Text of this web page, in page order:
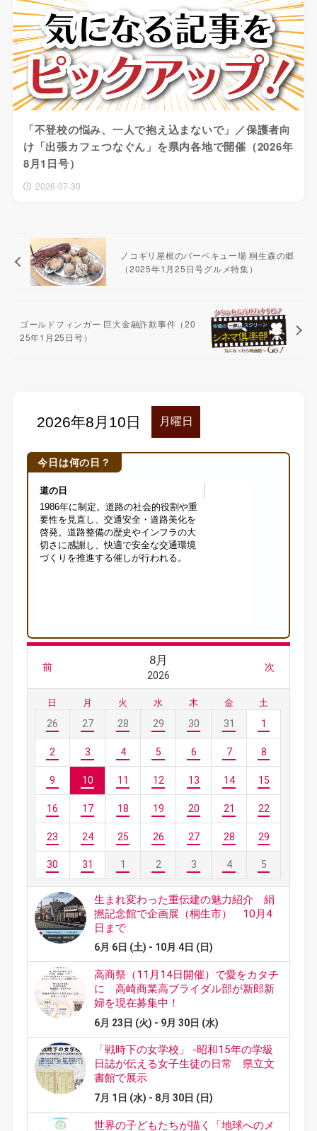
「不登校の悩み、一人で抱え込まないで」／保護者向
け「出張カフェつなぐん」を県内各地で開催（2026年
8月1日号）
2026-07-30
ノコギリ屋根のバーベキュー場 桐生森の郷
（2025年1月25日号グルメ特集）
ゴールドフィンガー 巨大金融詐欺事件（20
25年1月25日号）
今日は何の日？